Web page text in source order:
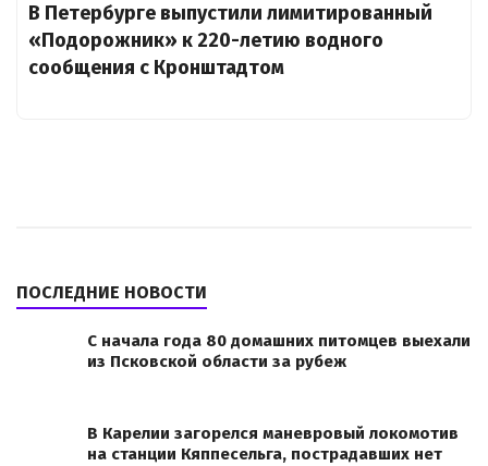
В Петербурге выпустили лимитированный
«Подорожник» к 220-летию водного
сообщения с Кронштадтом
ПОСЛЕДНИЕ НОВОСТИ
С начала года 80 домашних питомцев выехали
из Псковской области за рубеж
В Карелии загорелся маневровый локомотив
на станции Кяппесельга, пострадавших нет